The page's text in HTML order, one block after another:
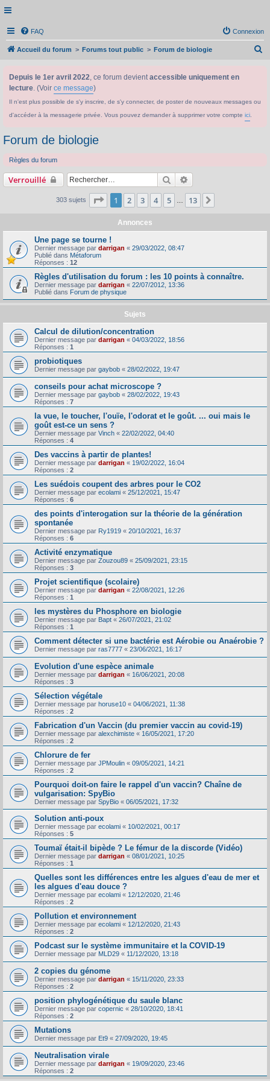
FAQ Connexion
Accueil du forum Forums tout public Forum de biologie
Depuis le 1er avril 2022, ce forum devientaccessible uniquement en
lecture. (Voir ce message)
Il n'est plus possible de s'y inscrire, de s'y connecter, de poster de nouveaux messages ou
d'accéder à la messagerie privée. Vous pouvez demander à supprimer votre compte ici
Forum de biologie
Règles du forum
Verrouillé Rechercher
303 sujets Page 1sur13
1 2 3 4 5 13
Annonces
Une page se tourne !
Dernier message par darrigan « 29/03/2022, 08:47
Publié dans Métaforum
Réponses : 12
Règles d'utilisation du forum : les 10 points à connaître.
Dernier message par darrigan « 22/07/2012, 13:36
Publié dans Forum de physique
Sujets
Calcul de dilution/concentration
Dernier message par darrigan « 04/03/2022, 18:56
Réponses : 1
probiotiques
Dernier message par gaybob « 28/02/2022, 19:47
conseils pour achat microscope ?
Dernier message par gaybob « 28/02/2022, 19:43
Réponses : 7
la vue, le toucher, l'ouïe, l'odorat et le goût. ... oui mais le
goût est-ce un sens ?
Dernier message par Vinch « 22/02/2022, 04:40
Réponses : 4
Des vaccins à partir de plantes!
Dernier message par darrigan « 19/02/2022, 16:04
Réponses : 2
Les suédois coupent des arbres pour le CO2
Dernier message par ecolami « 25/12/2021, 15:47
Réponses : 6
des points d'interogation sur la théorie de la génération
spontanée
Dernier message par Ry1919 « 20/10/2021, 16:37
Réponses : 6
Activité enzymatique
Dernier message par Zouzou89 « 25/09/2021, 23:15
Réponses : 3
Projet scientifique (scolaire)
Dernier message par darrigan « 22/08/2021, 12:26
Réponses : 1
les mystères du Phosphore en biologie
Dernier message par Bapt « 26/07/2021, 21:02
Réponses : 1
Comment détecter si une bactérie est Aérobie ou Anaérobie ?
Dernier message par ras7777 « 23/06/2021, 16:17
Evolution d'une espèce animale
Dernier message par darrigan « 16/06/2021, 20:08
Réponses : 3
Sélection végétale
Dernier message par horuse10 « 04/06/2021, 11:38
Réponses : 2
Fabrication d'un Vaccin (du premier vaccin au covid-19)
Dernier message par alexchimiste « 16/05/2021, 17:20
Réponses : 2
Chlorure de fer
Dernier message par JPMoulin « 09/05/2021, 14:21
Réponses : 2
Pourquoi doit-on faire le rappel d'un vaccin? Chaîne de
vulgarisation: SpyBio
Dernier message par SpyBio « 06/05/2021, 17:32
Solution anti-poux
Dernier message par ecolami « 10/02/2021, 00:17
Réponses : 5
Toumaï était-il bipède ? Le fémur de la discorde (Vidéo)
Dernier message par darrigan « 08/01/2021, 10:25
Réponses : 1
Quelles sont les différences entre les algues d'eau de mer et
les algues d'eau douce ?
Dernier message par ecolami « 12/12/2020, 21:46
Réponses : 2
Pollution et environnement
Dernier message par ecolami « 12/12/2020, 21:43
Réponses : 2
Podcast sur le système immunitaire et la COVID-19
Dernier message par MLD29 « 11/12/2020, 13:18
2 copies du génome
Dernier message par darrigan « 15/11/2020, 23:33
Réponses : 2
position phylogénétique du saule blanc
Dernier message par copernic « 28/10/2020, 18:41
Réponses : 2
Mutations
Dernier message par Et9 « 27/09/2020, 19:45
Neutralisation virale
Dernier message par darrigan « 19/09/2020, 23:46
Réponses : 2